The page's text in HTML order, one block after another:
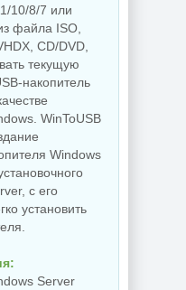
ON1
AI 2026.5
NEW
10/8/7 или
файла ISO,
CD/DVD,
текущую
накопитель
WinToUSB
Windows
с его
установить
Server